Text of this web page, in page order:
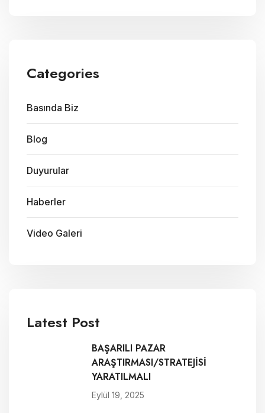
Categories
Basında Biz
Blog
Duyurular
Haberler
Video Galeri
Latest Post
BAŞARILI PAZAR
ARAŞTIRMASI/STRATEJİSİ
YARATILMALI
Eylül 19, 2025